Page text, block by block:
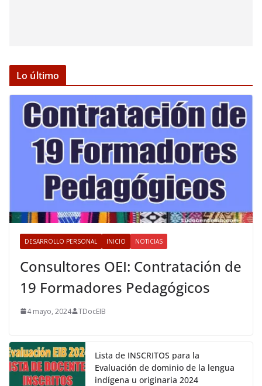
Lo último
DESARROLLO PERSONAL INICIO NOTICIAS
Consultores OEI: Contratación de
19 Formadores Pedagógicos
4 mayo, 2024 TDocEIB
Lista de INSCRITOS para la
Evaluación de dominio de la lengua
indígena u originaria 2024